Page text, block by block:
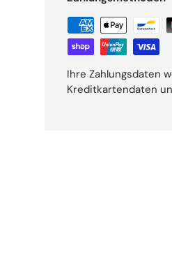
Ihre Zahlungsdaten
Kreditkartendaten